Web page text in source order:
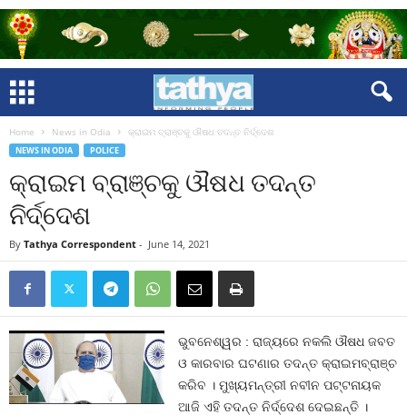
Home News in Odia କ୍ରାଇମ ବ୍ରାଞ୍ଚକୁ ଔଷଧ ତଦନ୍ତ ନିର୍ଦ୍ଦେଶ
NEWS IN ODIA POLICE
କ୍ରାଇମ ବ୍ରାଞ୍ଚକୁ ଔଷଧ ତଦନ୍ତ
ନିର୍ଦ୍ଦେଶ
By Tathya Correspondent - June 14, 2021
ଭୁବନେଶ୍ୱର : ରାଜ୍ୟରେ ନକଲି ଔଷଧ ଜବତ
ଓ କାରବାର ଘଟଣାର ତଦନ୍ତ କ୍ରାଇମବ୍ରାଞ୍ଚ
କରିବ । ମୁଖ୍ୟମନ୍ତ୍ରୀ ନବୀନ ପଟ୍ଟନାୟକ
ଆଜି ଏହି ତଦନ୍ତ ନିର୍ଦ୍ଦେଶ ଦେଇଛନ୍ତି ।